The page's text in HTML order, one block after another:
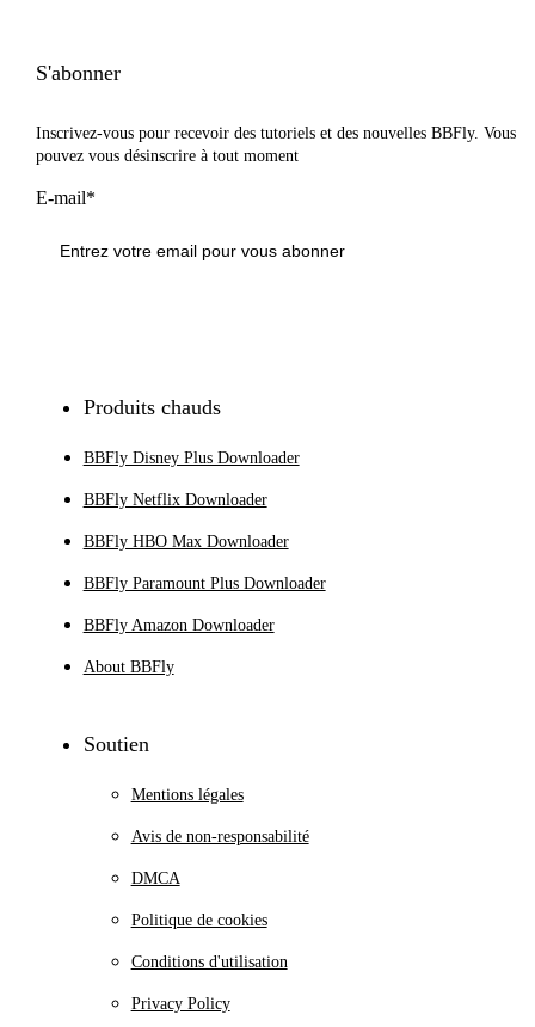
S'abonner
Inscrivez-vous pour recevoir des tutoriels et des nouvelles BBFly. Vous
pouvez vous désinscrire à tout moment
E-mail*
Produits chauds
BBFly Disney Plus Downloader
BBFly Netflix Downloader
BBFly HBO Max Downloader
BBFly Paramount Plus Downloader
BBFly Amazon Downloader
About BBFly
Soutien
Mentions légales
Avis de non-responsabilité
DMCA
Politique de cookies
Conditions d'utilisation
Privacy Policy